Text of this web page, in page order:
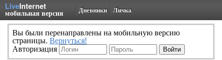
LiveInternet
мобильная версия Дневники Личка
Вы были перенаправлены на мобильную версию
страницы. Вернуться!
Авторизация